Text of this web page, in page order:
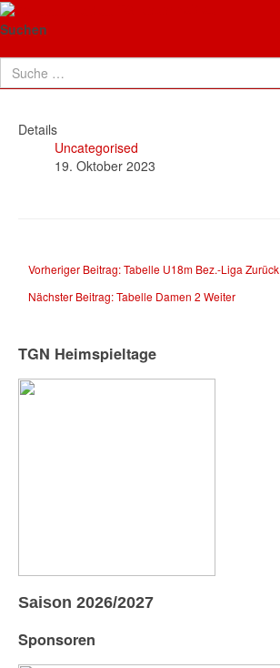
Suchen
Tabelle Jugend U18m
Oberliga
Details
Uncategorised
19. Oktober 2023
Vorheriger Beitrag: Tabelle U18m Bez.-Liga Zurück
Nächster Beitrag: Tabelle Damen 2 Weiter
TGN Heimspieltage
Saison 2026/2027
Sponsoren